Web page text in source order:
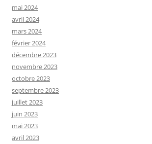
mai 2024
avril 2024
mars 2024
février 2024
décembre 2023
novembre 2023
octobre 2023
septembre 2023
juillet 2023
juin 2023
mai 2023
avril 2023